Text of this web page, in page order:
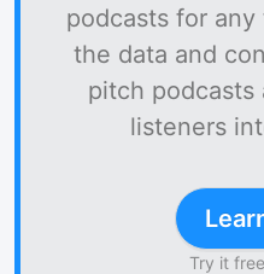
podcasts for
the data and
pitch podcasts
listeners
Try it